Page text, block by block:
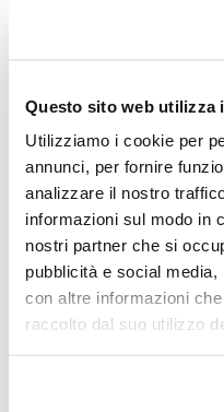
Questo sito web utilizza
Utilizziamo i cookie per
annunci, per fornire
analizzare il nostro
informazioni sul modo in
nostri partner che si
pubblicità e social
con altre informazioni
raccolto dal suo utilizzo
dettagli i nostri prodotti.
RICHIEDI
OPINIONE DEI
Deviaccedereper
Condividi